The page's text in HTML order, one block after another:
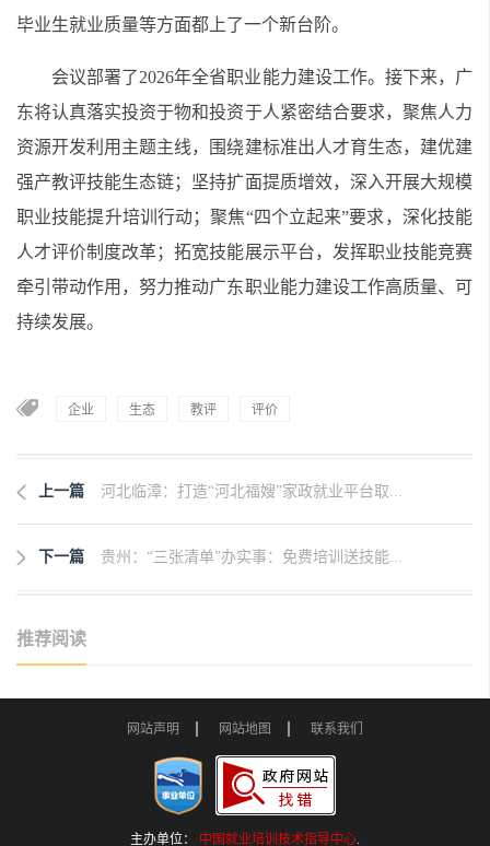
毕业生就业质量等方面都上了一个新台阶。
会议部署了2026年全省职业能力建设工作。接下来，广
东将认真落实投资于物和投资于人紧密结合要求，聚焦人力
资源开发利用主题主线，围绕建标准出人才育生态，建优建
强产教评技能生态链；坚持扩面提质增效，深入开展大规模
职业技能提升培训行动；聚焦“四个立起来”要求，深化技能
人才评价制度改革；拓宽技能展示平台，发挥职业技能竞赛
牵引带动作用，努力推动广东职业能力建设工作高质量、可
持续发展。
企业 生态 教评 评价
上一篇 河北临漳：打造“河北福嫂”家政就业平台取...
下一篇 贵州：“三张清单”办实事：免费培训送技能...
推荐阅读
网站声明 网站地图 联系我们
主办单位： 中国就业培训技术指导中心.